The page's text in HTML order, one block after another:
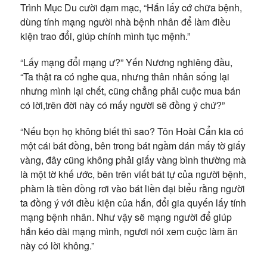
Trình Mục Du cười đạm mạc, “Hắn lấy cớ chữa bệnh,
dùng tính mạng người nhà bệnh nhân để làm điều
kiện trao đổi, giúp chính mình tục mệnh.”
“Lấy mạng đổi mạng ư?” Yến Nương nghiêng đầu,
“Ta thật ra có nghe qua, nhưng thân nhân sống lại
nhưng mình lại chết, cũng chẳng phải cuộc mua bán
có lời,trên đời này có mấy người sẽ đồng ý chứ?”
“Nếu bọn họ không biết thì sao? Tôn Hoài Cẩn kia có
một cái bát đồng, bên trong bát ngầm dán mấy tờ giấy
vàng, đây cũng không phải giấy vàng bình thường mà
là một tờ khế ước, bên trên viết bát tự của người bệnh,
phàm là tiền đồng rơi vào bát liền đại biểu rằng người
ta đồng ý với điều kiện của hắn, đổi gia quyến lấy tính
mạng bệnh nhân. Như vậy sẽ mạng người để giúp
hắn kéo dài mạng mình, ngươi nói xem cuộc làm ăn
này có lời không.”